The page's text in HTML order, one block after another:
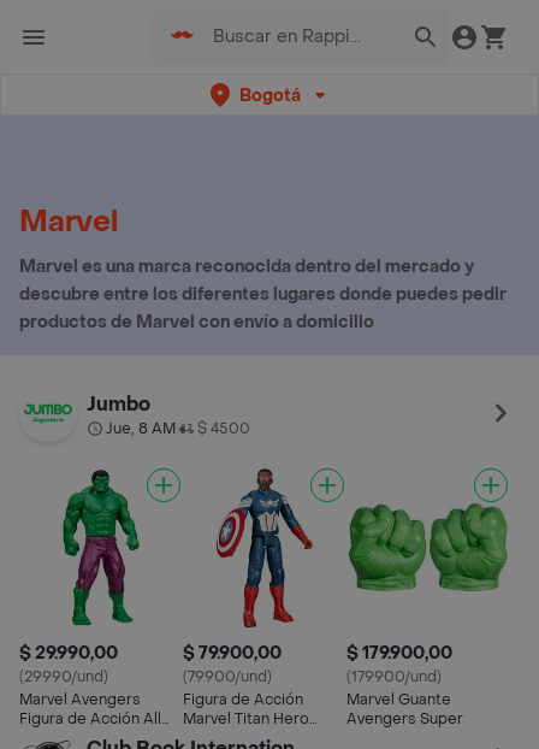
Bogotá
Marvel
Marvel es una marca reconocida dentro del mercado y
descubre entre los diferentes lugares donde puedes pedir
productos de Marvel con envío a domicilio
Jumbo
Jue, 8 AM• $ 4500
$ 29.990,00
(29990/und)
Marvel Avengers
Figura de Acción All
Star Marvel
$ 79.900,00
(79900/und)
Figura de Acción
Marvel Titan Hero
Series Capitan
$ 179.900,00
(179900/und)
Marvel Guante
Avengers Super